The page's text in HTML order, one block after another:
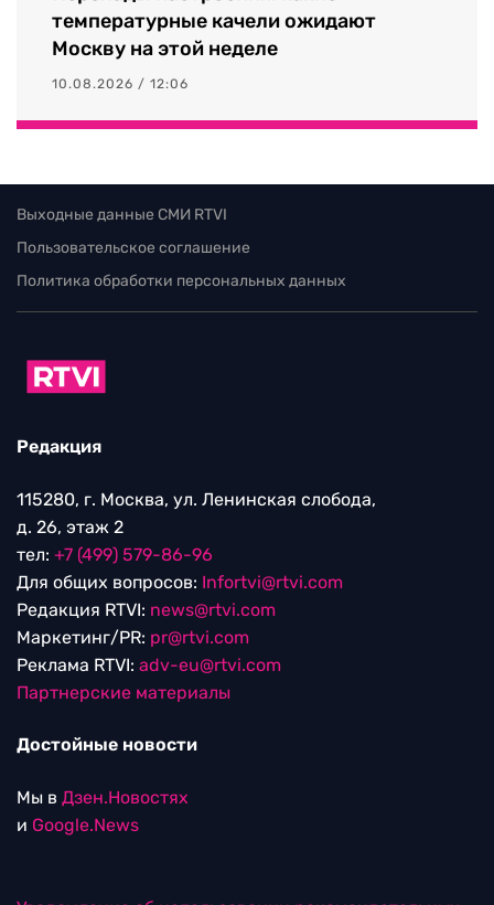
температурные качели ожидают
Москву на этой неделе
10.08.2026 / 12:06
Выходные данные СМИ RTVI
Пользовательское соглашение
Политика обработки персональных данных
Редакция
115280, г. Москва, ул. Ленинская слобода,
д. 26, этаж 2
тел: +7 (499) 579-86-96
Для общих вопросов: Infortvi@rtvi.com
Редакция RTVI: news@rtvi.com
Маркетинг/PR: pr@rtvi.com
Реклама RTVI: adv-eu@rtvi.com
Партнерские материалы
Достойные новости
Мы в Дзен.Новостях
и Google.News